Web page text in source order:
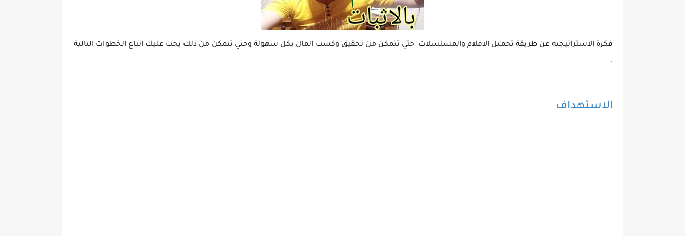
فكرة الاستراتيجيه عن طريقة تحميل الافلام والمسلسلات حتي تتمكن من تحقيق وكسب المال بكل سهولة وحتي تتمكن من ذلك يجب عليك اتباع الخطوات التالية
.
الاستهداف